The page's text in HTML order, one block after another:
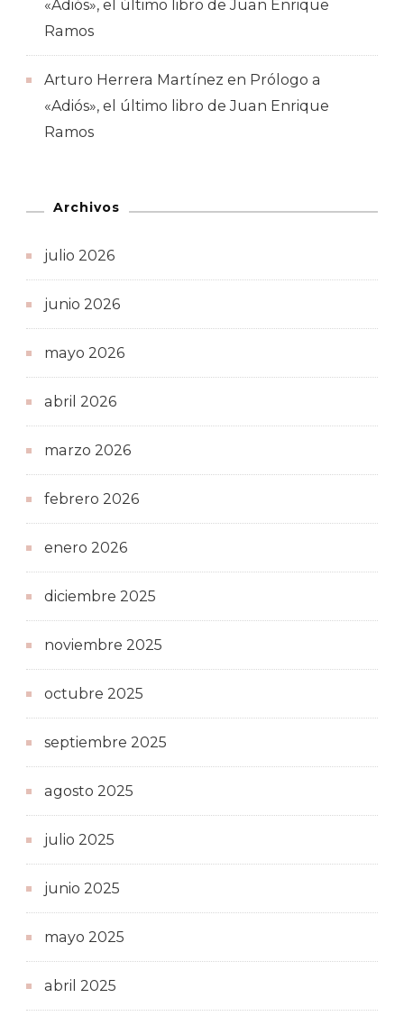
«Adiós», el último libro de Juan Enrique
Ramos
Arturo Herrera Martínez en Prólogo a
«Adiós», el último libro de Juan Enrique
Ramos
Archivos
julio 2026
junio 2026
mayo 2026
abril 2026
marzo 2026
febrero 2026
enero 2026
diciembre 2025
noviembre 2025
octubre 2025
septiembre 2025
agosto 2025
julio 2025
junio 2025
mayo 2025
abril 2025